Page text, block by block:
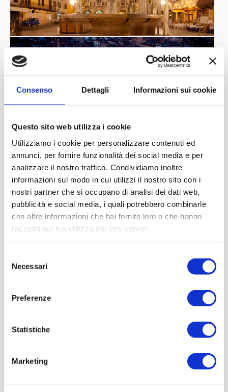
Consenso Dettagli Informazioni sui cookie
Questo sito web utilizza i cookie
Utilizziamo i cookie per personalizzare contenuti ed
annunci, per fornire funzionalità dei social media e per
analizzare il nostro traffico. Condividiamo inoltre
informazioni sul modo in cui utilizzi il nostro sito con i
nostri partner che si occupano di analisi dei dati web,
pubblicità e social media, i quali potrebbero combinarle
con altre informazioni che hai fornito loro o che hanno
raccolto dal tuo utilizzo dei loro servizi.
delNecessari
Preferenze
Statistiche
Marketing